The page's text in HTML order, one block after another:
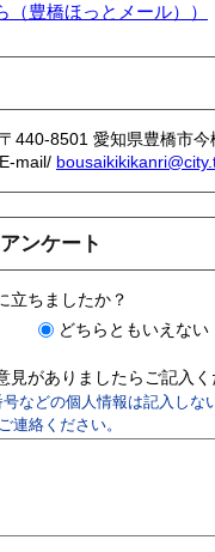
豊橋ほっとメール））
440-8501 愛知県豊橋市
E-mail/
ンケート
立ちましたか？
どちらともいえない
見がありましたらご記入く
号などの個人情報は記入し
連絡ください。